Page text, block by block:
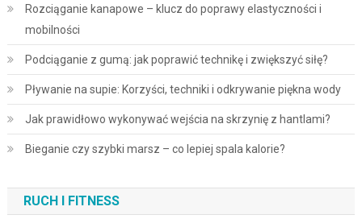
Rozciąganie kanapowe – klucz do poprawy elastyczności i
mobilności
Podciąganie z gumą: jak poprawić technikę i zwiększyć siłę?
Pływanie na supie: Korzyści, techniki i odkrywanie piękna wody
Jak prawidłowo wykonywać wejścia na skrzynię z hantlami?
Bieganie czy szybki marsz – co lepiej spala kalorie?
RUCH I FITNESS